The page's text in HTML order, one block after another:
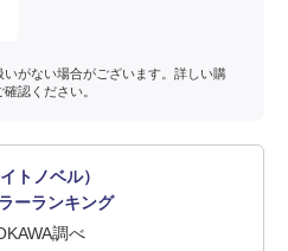
がない場合がございます。詳しい購
認ください。
トノベル）
ーランキング
調べ